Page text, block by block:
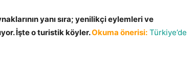
yanı sıra; yenilikçi eylemleri ve
İşte o turistik köyler.Okuma önerisi: Türkiye’de